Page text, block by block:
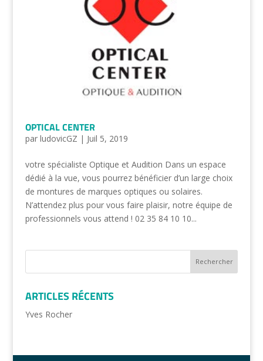
OPTICAL CENTER
par ludovicGZ | Juil 5, 2019
votre spécialiste Optique et Audition Dans un espace
dédié à la vue, vous pourrez bénéficier d’un large choix
de montures de marques optiques ou solaires.
N’attendez plus pour vous faire plaisir, notre équipe de
professionnels vous attend ! 02 35 84 10 10...
ARTICLES RÉCENTS
Yves Rocher